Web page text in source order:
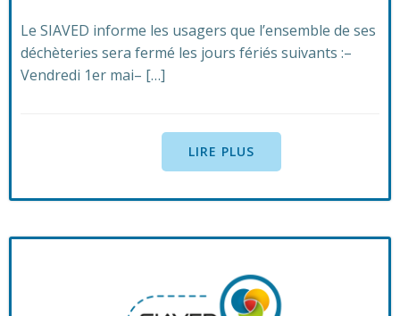
Le SIAVED informe les usagers que l’ensemble de ses
déchèteries sera fermé les jours fériés suivants :–
Vendredi 1er mai– […]
LIRE PLUS